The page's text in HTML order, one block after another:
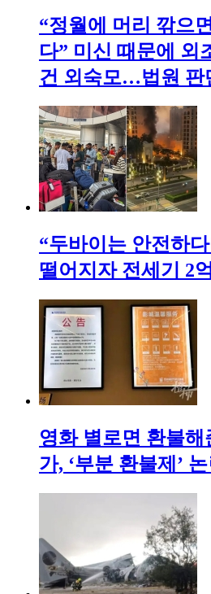
“정월에 머리 깎으
다” 미신 때문에 외
건 외숙모…법원 판
“두바이는 안전하
떨어지자 전세기 2
영화 별로면 환불
가, ‘부분 환불제’